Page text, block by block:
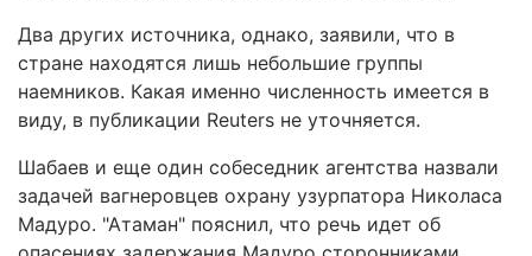
Два других источника, однако, заявили, что в
стране находятся лишь небольшие группы
наемников. Какая именно численность имеется в
виду, в публикации Reuters не уточняется.
Шабаев и еще один собеседник агентства назвали
задачей вагнеровцев охрану узурпатора Николаса
Мадуро. "Атаман" пояснил, что речь идет об